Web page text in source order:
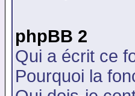
phpBB 2
Qui a écrit ce
Pourquoi la